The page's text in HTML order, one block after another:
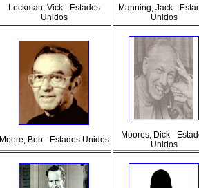
Lockman, Vick - Estados
Unidos
Manning, Jack -
Unidos
Moore, Bob - Estados Unidos
Moores, Dick -
Unidos